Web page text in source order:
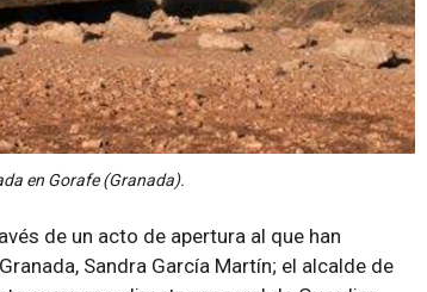
en Gorafe (Granada).
de un acto de apertura al que han
Sandra García Martín; el alcalde de